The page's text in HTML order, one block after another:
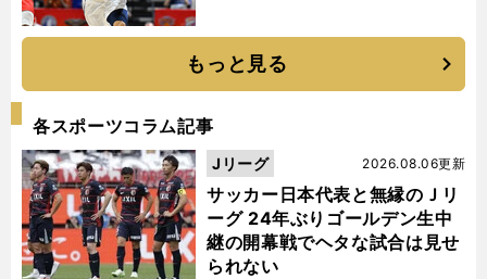
もっと見る
各スポーツコラム記事
サッカー日本代表と無縁のＪリ
ーグ 24年ぶりゴールデン生中
継の開幕戦でヘタな試合は見せ
られない
2026.08.06更新
Jリーグ